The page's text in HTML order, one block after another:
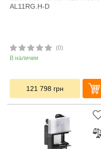
AL11RG.H-D
(0)
В наличии
121 798 грн